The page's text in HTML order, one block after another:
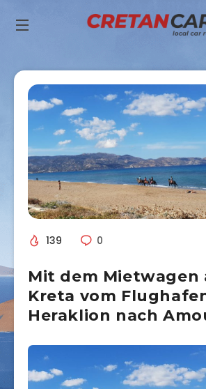
139 0
Mit dem Mietwagen
Kreta vom
Heraklion nach